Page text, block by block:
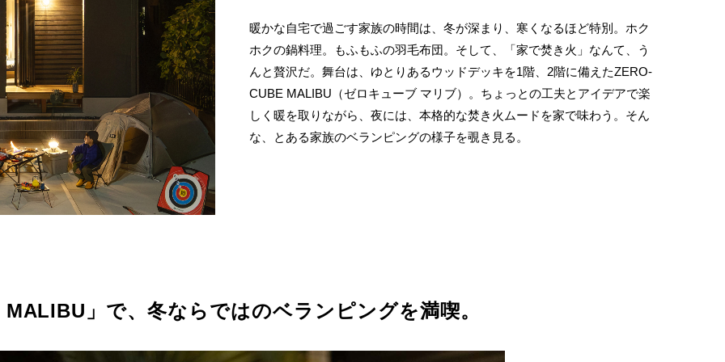
暖かな自宅で過ごす家族の時間は、冬が深まり、寒くなるほど特別。ホク
ホクの鍋料理。もふもふの羽毛布団。そして、「家で焚き火」なんて、う
んと贅沢だ。舞台は、ゆとりあるウッドデッキを1階、2階に備えたZERO-
CUBE MALIBU（ゼロキューブ マリブ）。ちょっとの工夫とアイデアで楽
しく暖を取りながら、夜には、本格的な焚き火ムードを家で味わう。そん
な、とある家族のベランピングの様子を覗き見る。
MALIBU」で、冬ならではのベランピングを満喫。